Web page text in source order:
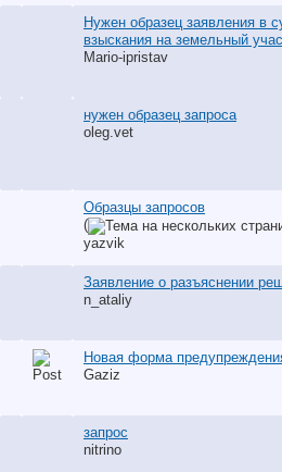
Нужен образец заявления в
взыскания на земельный
Mario-ipristav
нужен образец запроса
oleg.vet
Образцы запросов
(
yazvik
Заявление о разъяснении
n_ataliy
Новая форма
Gaziz
запрос
nitrino